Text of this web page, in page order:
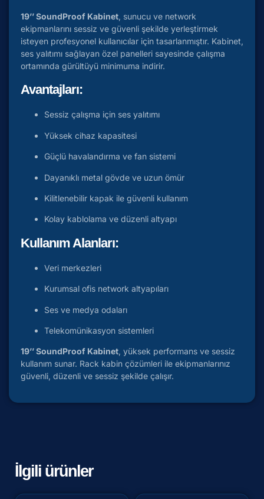
19’’ SoundProof Kabinet, sunucu ve network
ekipmanlarını sessiz ve güvenli şekilde yerleştirmek
isteyen profesyonel kullanıcılar için tasarlanmıştır. Kabinet,
ses yalıtımı sağlayan özel panelleri sayesinde çalışma
ortamında gürültüyü minimuma indirir.
Avantajları:
Sessiz çalışma için ses yalıtımı
Yüksek cihaz kapasitesi
Güçlü havalandırma ve fan sistemi
Dayanıklı metal gövde ve uzun ömür
Kilitlenebilir kapak ile güvenli kullanım
Kolay kablolama ve düzenli altyapı
Kullanım Alanları:
Veri merkezleri
Kurumsal ofis network altyapıları
Ses ve medya odaları
Telekomünikasyon sistemleri
19’’ SoundProof Kabinet, yüksek performans ve sessiz
kullanım sunar. Rack kabin çözümleri ile ekipmanlarınız
güvenli, düzenli ve sessiz şekilde çalışır.
İlgili ürünler